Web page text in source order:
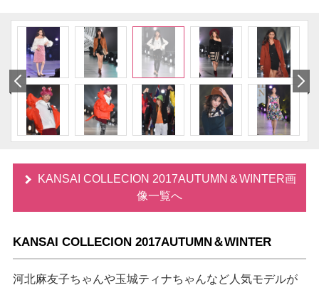
KANSAI COLLECION 2017AUTUMN＆WINTER画
像一覧へ
KANSAI COLLECION 2017AUTUMN＆WINTER
河北麻友子ちゃんや玉城ティナちゃんなど人気モデルが